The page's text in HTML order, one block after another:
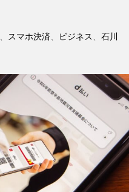
スマホ決済 ビジネス
石川